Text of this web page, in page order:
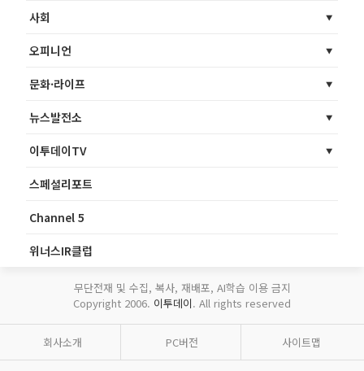
사회
오피니언
문화·라이프
뉴스발전소
이투데이TV
스페셜리포트
Channel 5
위너스IR클럽
무단전재 및 수집, 복사, 재배포, AI학습 이용 금지
Copyright 2006. 이투데이. All rights reserved
회사소개 PC버전 사이트맵